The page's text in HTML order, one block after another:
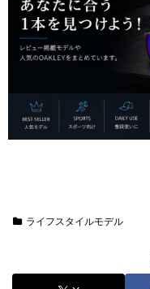
ライフスタイルモデル